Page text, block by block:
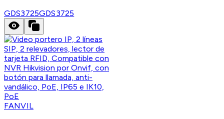
GDS3725GDS3725
FANVIL